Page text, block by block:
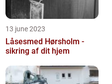
13 june 2023
Låsesmed Hørsholm -
sikring af dit hjem